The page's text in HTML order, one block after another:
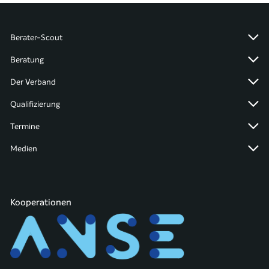
Berater-Scout
Beratung
Der Verband
Qualifizierung
Termine
Medien
Kooperationen